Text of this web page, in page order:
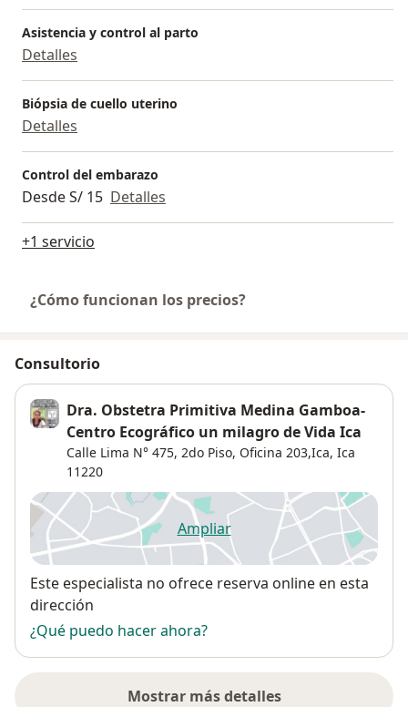
Asistencia y control al parto
Detalles
Biópsia de cuello uterino
Detalles
Control del embarazo
Desde S/ 15 Detalles
+1 servicio
¿Cómo funcionan los precios?
Consultorio
Dra. Obstetra Primitiva Medina Gamboa-
Centro Ecográfico un milagro de Vida Ica
Calle Lima N° 475, 2do Piso, Oficina 203,Ica, Ica
11220
Ampliarse abre en una nueva
Disponibilidad
Este especialista no ofrece reserva online en esta
dirección
¿Qué puedo hacer ahora?
Mostrar más detalles